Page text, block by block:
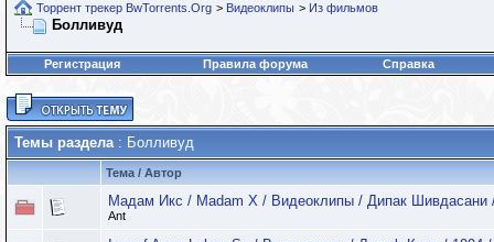
Торрент трекер BwTorrents.Org > Видеоклипы > Из фильмов
Болливуд
Регистрация Правила форума Справка
Темы раздела: Болливуд
Тема / Автор
Мадам Икс / Madam X / Видеоклипы / Дипак Шивдасани
Ant